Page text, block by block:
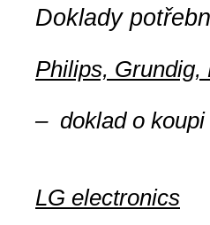
Doklady
Philips, Grundig,
– doklad o koupi
LG electronics